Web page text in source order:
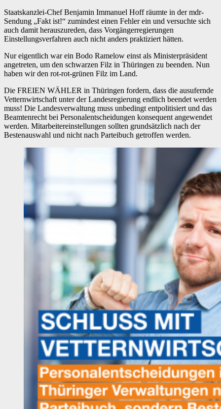
Staatskanzlei-Chef Benjamin Immanuel Hoff räumte in der mdr-
Sendung „Fakt ist!“ zumindest einen Fehler ein und versuchte sich
auch damit herauszureden, dass Vorgängerregierungen
Einstellungsverfahren auch nicht anders praktiziert hätten.
Nur eigentlich war ein Bodo Ramelow einst als Ministerpräsident
angetreten, um den schwarzen Filz in Thüringen zu beenden. Nun
haben wir den rot-rot-grünen Filz im Land.
Die FREIEN WÄHLER in Thüringen fordern, dass die ausufernde
Vetternwirtschaft unter der Landesregierung endlich beendet werden
muss! Die Landesverwaltung muss unbedingt entpolitisiert und das
Beamtenrecht bei Personalentscheidungen konsequent angewendet
werden. Mitarbeitereinstellungen sollten grundsätzlich nach der
Bestenauswahl und nicht nach Parteibuch getroffen werden.